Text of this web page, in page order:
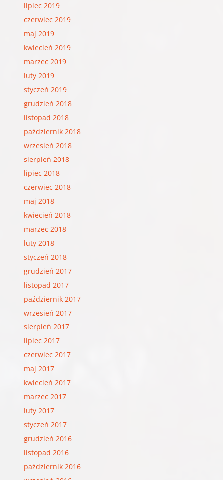
lipiec 2019
czerwiec 2019
maj 2019
kwiecień 2019
marzec 2019
luty 2019
styczeń 2019
grudzień 2018
listopad 2018
październik 2018
wrzesień 2018
sierpień 2018
lipiec 2018
czerwiec 2018
maj 2018
kwiecień 2018
marzec 2018
luty 2018
styczeń 2018
grudzień 2017
listopad 2017
październik 2017
wrzesień 2017
sierpień 2017
lipiec 2017
czerwiec 2017
maj 2017
kwiecień 2017
marzec 2017
luty 2017
styczeń 2017
grudzień 2016
listopad 2016
październik 2016